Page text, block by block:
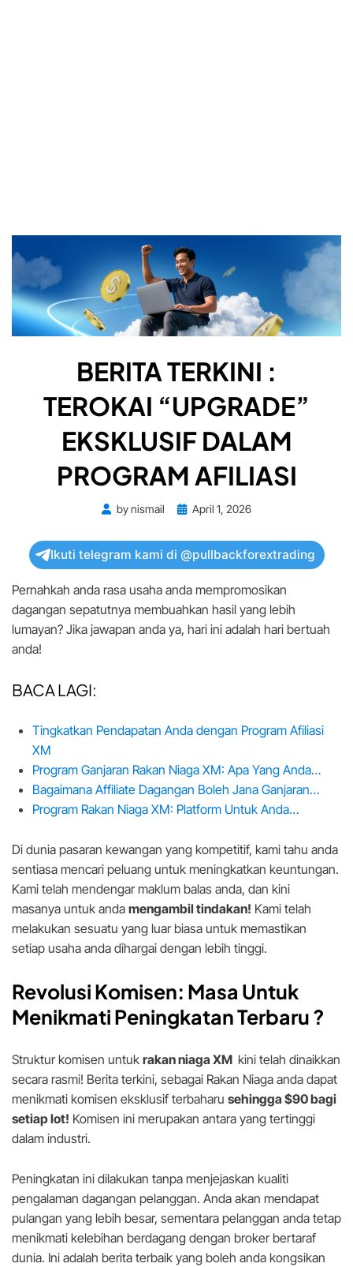
BERITA TERKINI :
TEROKAI “UPGRADE”
EKSKLUSIF DALAM
PROGRAM AFILIASI
bynismail
PostedApril 1, 2026
Ikuti telegram kami di @pullbackforextrading
Pernahkah anda rasa usaha anda mempromosikan
dagangan sepatutnya membuahkan hasil yang lebih
lumayan? Jika jawapan anda ya, hari ini adalah hari bertuah
anda!
BACA LAGI:
Tingkatkan Pendapatan Anda dengan Program Afiliasi
XM
Program Ganjaran Rakan Niaga XM: Apa Yang Anda…
Bagaimana Affiliate Dagangan Boleh Jana Ganjaran…
Program Rakan Niaga XM: Platform Untuk Anda…
Di dunia pasaran kewangan yang kompetitif, kami tahu anda
sentiasa mencari peluang untuk meningkatkan keuntungan.
Kami telah mendengar maklum balas anda, dan kini
masanya untuk anda mengambil tindakan! Kami telah
melakukan sesuatu yang luar biasa untuk memastikan
setiap usaha anda dihargai dengan lebih tinggi.
Revolusi Komisen: Masa Untuk
Menikmati Peningkatan Terbaru ?
Struktur komisen untuk rakan niaga XM kini telah dinaikkan
secara rasmi! Berita terkini, sebagai Rakan Niaga anda dapat
menikmati komisen eksklusif terbaharu sehingga $90 bagi
setiap lot! Komisen ini merupakan antara yang tertinggi
dalam industri.
Peningkatan ini dilakukan tanpa menjejaskan kualiti
pengalaman dagangan pelanggan. Anda akan mendapat
pulangan yang lebih besar, sementara pelanggan anda tetap
menikmati kelebihan berdagang dengan broker bertaraf
dunia. Ini adalah berita terbaik yang boleh anda kongsikan